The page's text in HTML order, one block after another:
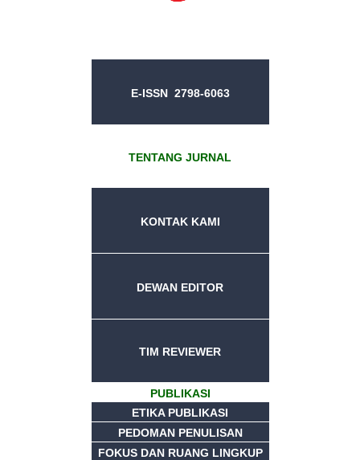
E-ISSN 2798-6063
TENTANG JURNAL
KONTAK KAMI
DEWAN EDITOR
TIM REVIEWER
PUBLIKASI
ETIKA PUBLIKASI
PEDOMAN PENULISAN
FOKUS DAN RUANG LINGKUP